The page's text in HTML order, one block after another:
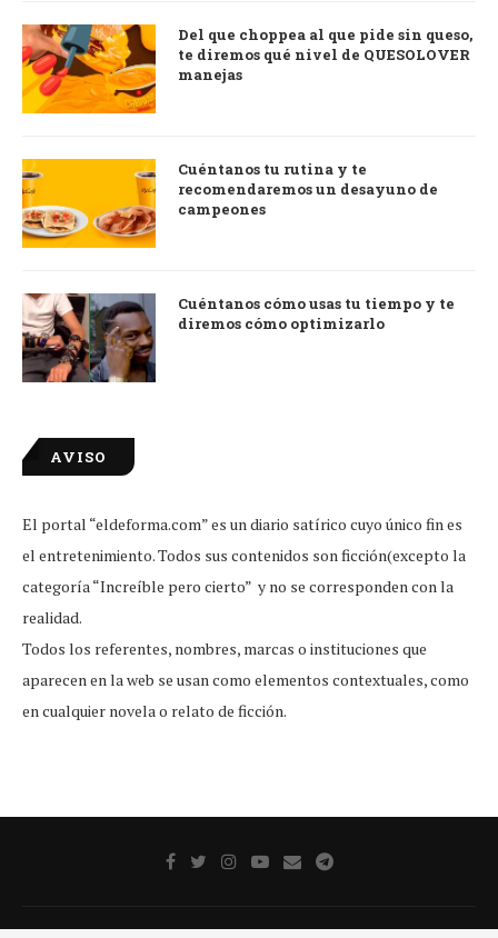
Del que choppea al que pide sin queso,
te diremos qué nivel de QUESOLOVER
manejas
Cuéntanos tu rutina y te
recomendaremos un desayuno de
campeones
Cuéntanos cómo usas tu tiempo y te
diremos cómo optimizarlo
AVISO
El portal “eldeforma.com” es un diario satírico cuyo único fin es
el entretenimiento. Todos sus contenidos son ficción(excepto la
categoría “Increíble pero cierto” y no se corresponden con la
realidad.
Todos los referentes, nombres, marcas o instituciones que
aparecen en la web se usan como elementos contextuales, como
en cualquier novela o relato de ficción.